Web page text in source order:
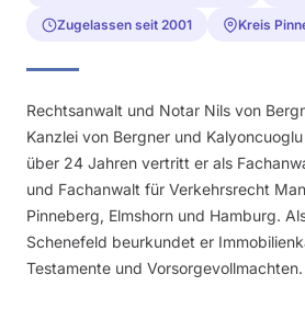
Zugelassen seit 2001 Kreis
Rechtsanwalt und Notar Nils von
Kanzlei von Bergner und
über 24 Jahren vertritt er als
und Fachanwalt für Verkehrsrecht
Pinneberg, Elmshorn und Hamburg.
Schenefeld beurkundet er
Testamente und Vorsorgevollmachten.